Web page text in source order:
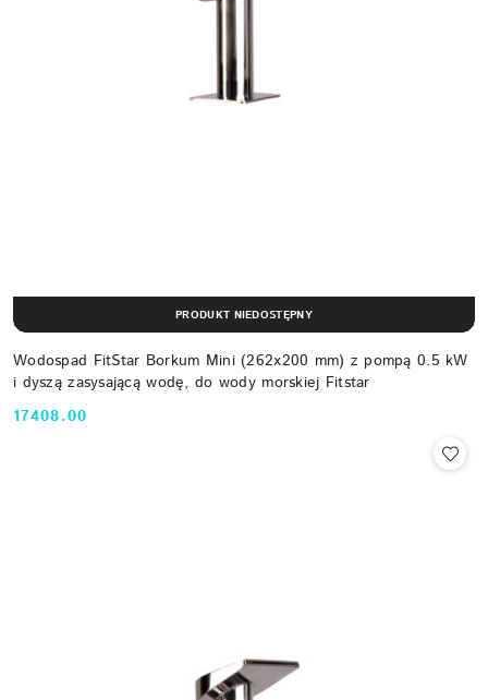
Wodospad FitStar Borkum Mini (262x200 mm) z pompą 0.5 kW
i dyszą zasysającą wodę, do wody morskiej Fitstar
Cena:
17408.00
PRODUKT NIEDOSTĘPNY